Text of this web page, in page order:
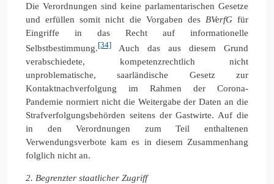
Die Verordnungen sind keine parlamentarischen Gesetze
und erfüllen somit nicht die Vorgaben des BVerfGfür
Eingriffe in das Recht auf informationelle
Selbstbestimmung.[34] Auch das aus diesem Grund
verabschiedete, kompetenzrechtlich nicht
unproblematische, saarländische Gesetz zur
Kontaktnachverfolgung im Rahmen der Corona-
Pandemie normiert nicht die Weitergabe der Daten an die
Strafverfolgungsbehörden seitens der Gastwirte. Auf die
in den Verordnungen zum Teil enthaltenen
Verwendungsverbote kam es in diesem Zusammenhang
folglich nicht an.
2. Begrenzter staatlicher Zugriff